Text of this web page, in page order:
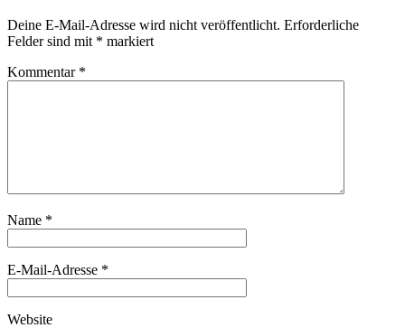
Deine E-Mail-Adresse wird nicht veröffentlicht. Erforderliche
Felder sind mit * markiert
Kommentar *
Name *
E-Mail-Adresse *
Website